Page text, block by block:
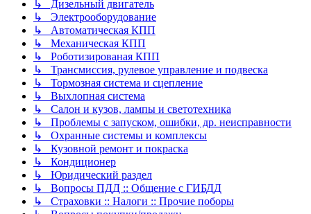
↳ Дизельный двигатель
↳ Электрооборудование
↳ Автоматическая КПП
↳ Механическая КПП
↳ Роботизированая КПП
↳ Трансмиссия, рулевое управление и подвеска
↳ Тормозная система и сцепление
↳ Выхлопная система
↳ Салон и кузов, лампы и светотехника
↳ Проблемы с запуском, ошибки, др. неисправности
↳ Охранные системы и комплексы
↳ Кузовной ремонт и покраска
↳ Кондиционер
↳ Юридический раздел
↳ Вопросы ПДД :: Общение с ГИБДД
↳ Страховки :: Налоги :: Прочие поборы